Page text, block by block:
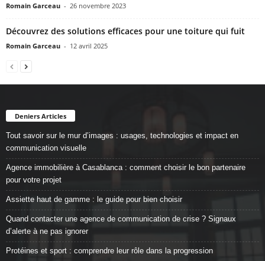
Romain Garceau - 26 novembre 2023
Découvrez des solutions efficaces pour une toiture qui fuit
Romain Garceau - 12 avril 2025
Deniers Articles
Tout savoir sur le mur d’images : usages, technologies et impact en
communication visuelle
Agence immobilière à Casablanca : comment choisir le bon partenaire
pour votre projet
Assiette haut de gamme : le guide pour bien choisir
Quand contacter une agence de communication de crise ? Signaux
d’alerte à ne pas ignorer
Protéines et sport : comprendre leur rôle dans la progression